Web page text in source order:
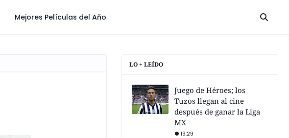
Mejores Películas del Año
LO + LEÍDO
Juego de Héroes; los
Tuzos llegan al cine
después de ganar la Liga
MX
19:29